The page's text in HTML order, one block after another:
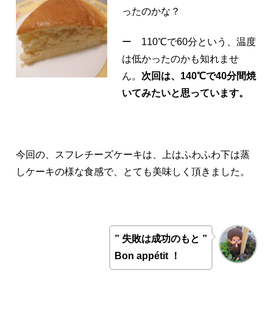
ったのかな？
ー 110℃で60分という、温度
は低かったのかも知れませ
ん。 次回は、140℃で40分間焼
いてみたいと思っています。
今回の、スフレチーズケーキは、上はふわふわ下は蒸
しケーキの様な食感で、とても美味しく頂きました。
” 失敗は成功のもと ”
Bon appétit ！